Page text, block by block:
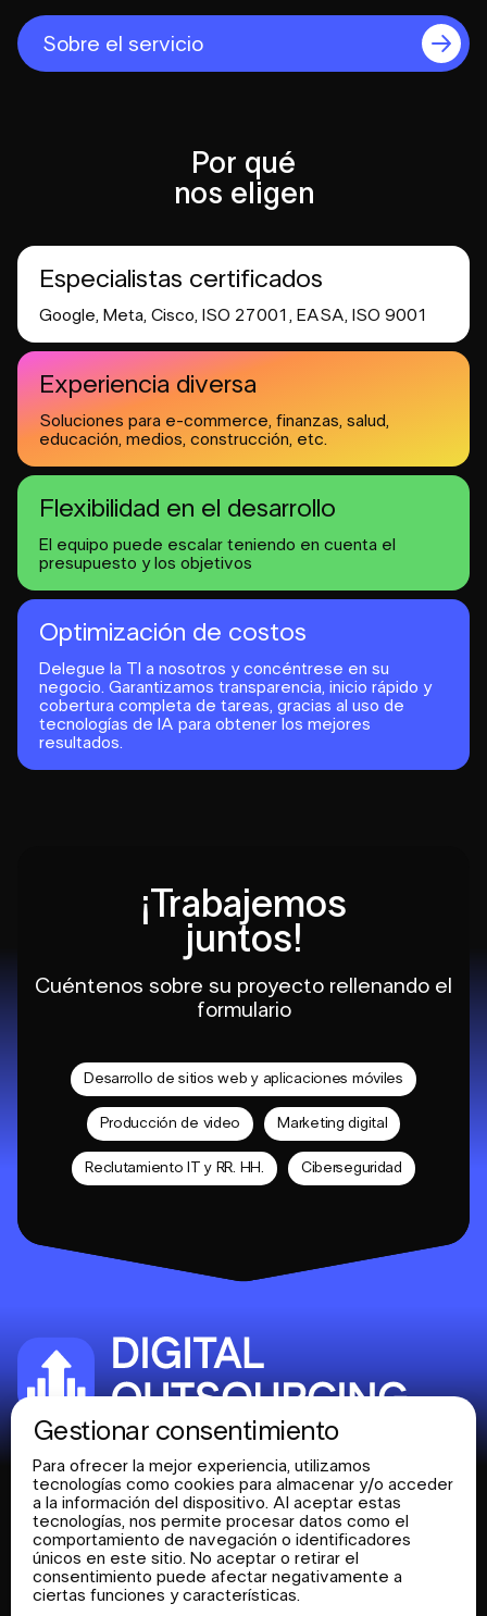
Gestionar consentimiento
Para ofrecer la mejor experiencia, utilizamos
tecnologías como cookies para almacenar y/o acceder
a la información del dispositivo. Al aceptar estas
tecnologías, nos permite procesar datos como el
comportamiento de navegación o identificadores
únicos en este sitio. No aceptar o retirar el
consentimiento puede afectar negativamente a
ciertas funciones y características.
Sobre el servicio
Por qué
nos eligen
Especialistas certificados
Google, Meta, Cisco, ISO 27001, EASA, ISO 9001
Experiencia diversa
Soluciones para e-commerce, finanzas, salud,
educación, medios, construcción, etc.
Flexibilidad en el desarrollo
El equipo puede escalar teniendo en cuenta el
presupuesto y los objetivos
Optimización de costos
Delegue la TI a nosotros y concéntrese en su
negocio. Garantizamos transparencia, inicio rápido y
cobertura completa de tareas, gracias al uso de
tecnologías de IA para obtener los mejores
resultados.
¡Trabajemos
juntos!
Cuéntenos sobre su proyecto rellenando el
formulario
Desarrollo de sitios web y aplicaciones móviles
Producción de video Marketing digital
Reclutamiento IT y RR. HH. Ciberseguridad
Sobre
nosotros
Servicios
Cartera
Blog
+372 53 687130
office@digitaloutsourcing.net
Condado de Harju, Tallin, distrito de Tallin
Norte, calle Tööstuse 75-71, 10416